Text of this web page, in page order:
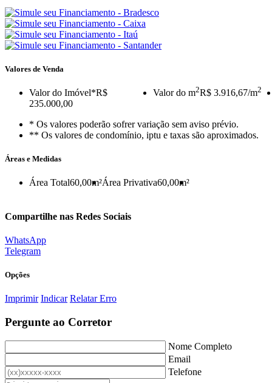
Valores de Venda
Valor do Imóvel*R$
235.000,00
Valor do m2R$ 3.916,67/m2
* Os valores poderão sofrer variação sem aviso prévio.
** Os valores de condomínio, iptu e taxas são aproximados.
Áreas e Medidas
Área Total60,00m²Área Privativa60,00m²
Compartilhe nas Redes Sociais
WhatsApp
Telegram
Opções
Imprimir Indicar Relatar Erro
Pergunte ao Corretor
Nome Completo
Email
Telefone